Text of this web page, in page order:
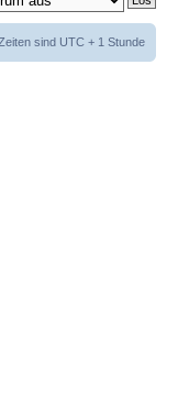
sind UTC + 1 Stunde